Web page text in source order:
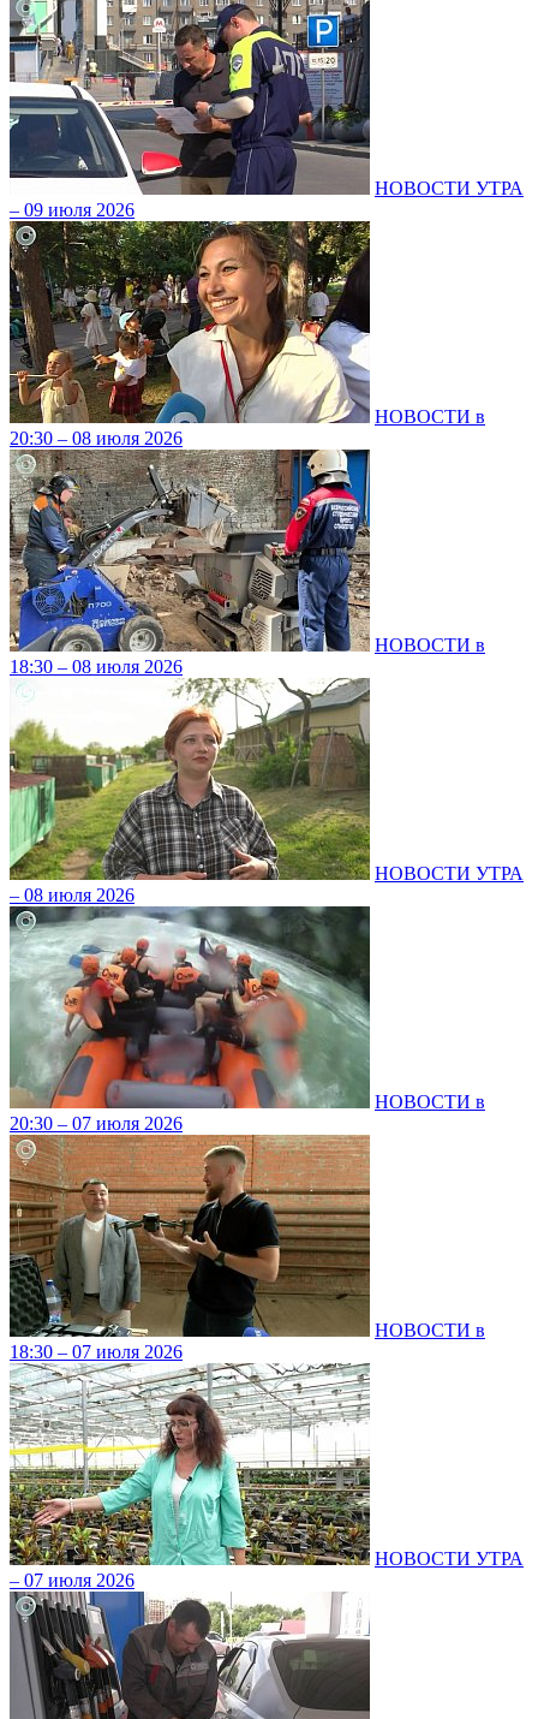
НОВОСТИ УТРА
– 09 июля 2026
НОВОСТИ в
20:30 – 08 июля 2026
НОВОСТИ в
18:30 – 08 июля 2026
НОВОСТИ УТРА
– 08 июля 2026
НОВОСТИ в
20:30 – 07 июля 2026
НОВОСТИ в
18:30 – 07 июля 2026
НОВОСТИ УТРА
– 07 июля 2026